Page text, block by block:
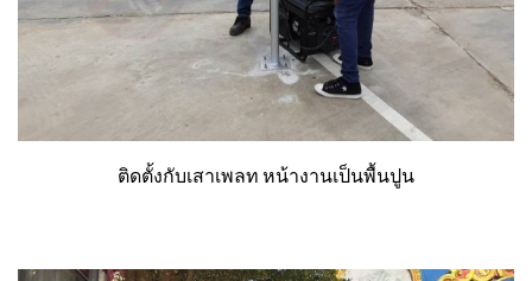
ติดตั้งกับเสาเพลท หน้างานเป็นพื้นปูน